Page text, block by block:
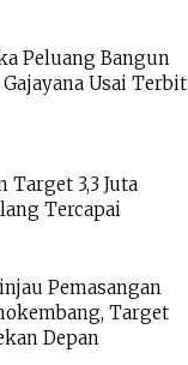
Peluang Bangun
Usai Terbit
Target 3,3 Juta
Tercapai
Pemasangan
Target
Depan